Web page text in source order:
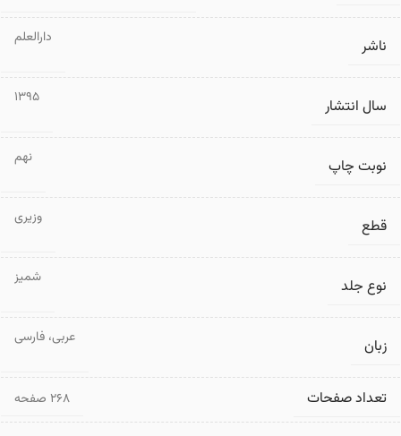
ناشر دارالعلم
سال انتشار 1395
نوبت چاپ نهم
قطع وزیری
نوع جلد شمیز
زبان عربی، فارسی
تعداد صفحات ۲۶۸ صفحه